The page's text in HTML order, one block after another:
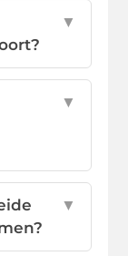
▼
▼
▼